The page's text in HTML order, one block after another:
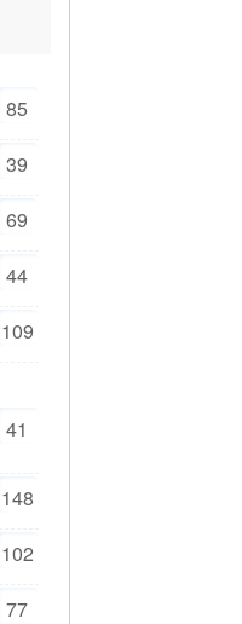
85
39
69
44
109
41
148
102
77